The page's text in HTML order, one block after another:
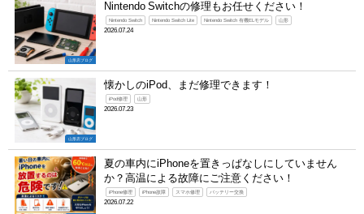
山形店ブログ
Nintendo Switchの修理もお任せください！
Nintendo Switch Nintendo Switch Lite Nintendo Switch 有機ELモデル 山形
2026.07.24
山形店ブログ
懐かしのiPod、まだ修理できます！
iPod修理 山形
2026.07.23
夏の車内にiPhoneを置きっぱなしにしていません
か？高温による故障にご注意ください！
iPhone修理 iPhone故障 スマホ修理 バッテリー交換
2026.07.22